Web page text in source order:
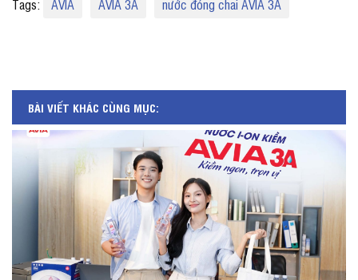
Tags: AVIA AVIA 3A nước đóng chai AVIA 3A
BÀI VIẾT KHÁC CÙNG MỤC: